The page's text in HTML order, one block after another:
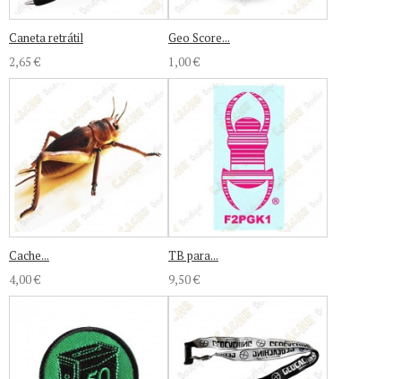
Caneta retrátil
2,65 €
Geo Score...
1,00 €
Cache...
4,00 €
TB para...
9,50 €